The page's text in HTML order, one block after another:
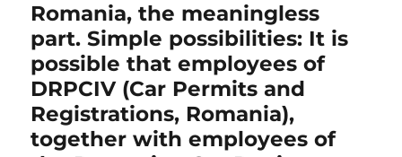
Romania, the meaningless
part. Simple possibilities: It is
possible that employees of
DRPCIV (Car Permits and
Registrations, Romania),
together with employees of